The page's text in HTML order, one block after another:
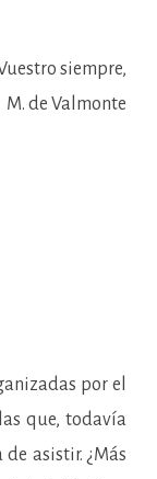
siempre,
M. de Valmonte
por el
que, todavía
asistir. ¿Más